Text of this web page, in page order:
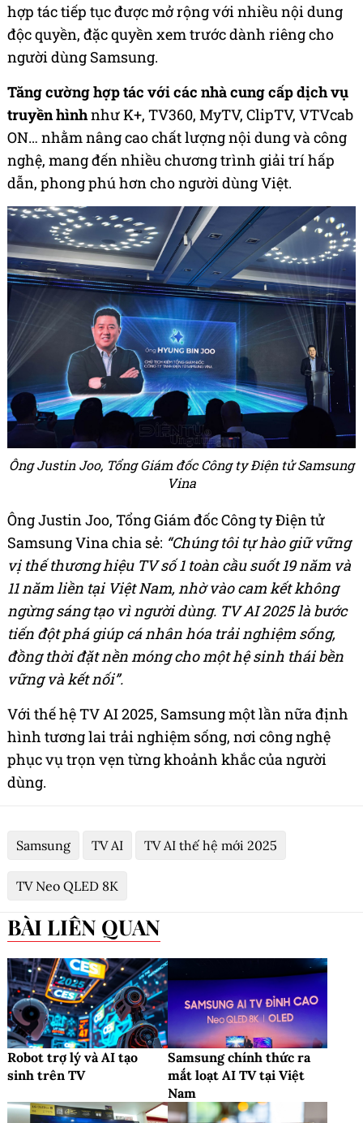
hợp tác tiếp tục được mở rộng với nhiều nội dung
độc quyền, đặc quyền xem trước dành riêng cho
người dùng Samsung.
Tăng cường hợp tác với các nhà cung cấp dịch vụ
truyền hìnhnhư K+, TV360, MyTV, ClipTV, VTVcab
ON… nhằm nâng cao chất lượng nội dung và công
nghệ, mang đến nhiều chương trình giải trí hấp
dẫn, phong phú hơn cho người dùng Việt.
Ông Justin Joo, Tổng Giám đốc Công ty Điện tử Samsung
Vina
​​Ông Justin Joo, Tổng Giám đốc Công ty Điện tử
Samsung Vina chia sẻ: “Chúng tôi tự hào giữ vững
vị thế thương hiệu TV số 1 toàn cầu suốt 19 năm và
11 năm liền tại Việt Nam, nhờ vào cam kết không
ngừng sáng tạo vì người dùng. TV AI 2025 là bước
tiến đột phá giúp cá nhân hóa trải nghiệm sống,
đồng thời đặt nền móng cho một hệ sinh thái bền
vững và kết nối”.
Với thế hệ TV AI 2025, Samsung một lần nữa định
hình tương lai trải nghiệm sống, nơi công nghệ
phục vụ trọn vẹn từng khoảnh khắc của người
dùng.
Samsung TV AI TV AI thế hệ mới 2025
TV Neo QLED 8K
BÀI LIÊN QUAN
Robot trợ lý và AI tạo
sinh trên TV
Samsung chính thức ra
mắt loạt AI TV tại Việt
Nam